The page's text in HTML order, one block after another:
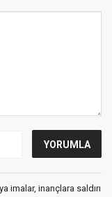
imalar, inançlara saldırı